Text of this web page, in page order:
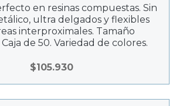
en resinas compuestas. Sin
ultra delgados y flexibles
interproximales. Tamaño
de 50. Variedad de colores.
$105.930